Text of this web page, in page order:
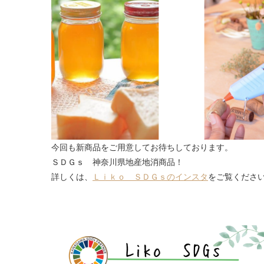
今回も新商品をご用意してお待ちしております。
ＳＤＧｓ 神奈川県地産地消商品！
詳しくは、
Ｌｉｋｏ ＳＤＧｓのインスタをご覧くださ